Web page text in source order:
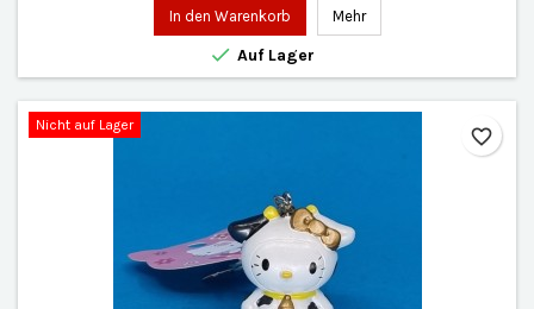
In den Warenkorb Mehr
 Auf Lager
Nicht auf Lager favorite_border